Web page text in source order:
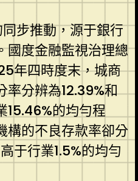
同步推動，源于銀行
國度金融監視治理總
年四時度末，城商
率分辨為12.39%和
15.46%的均勻程
構的不良存款率卻分
于行業1.5%的均勻